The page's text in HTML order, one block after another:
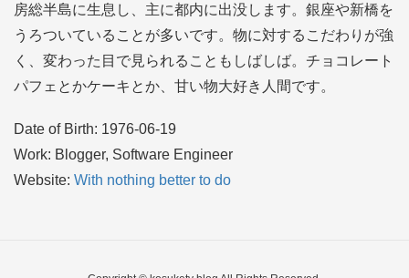
房総半島に生息し、主に都内に出没します。銀座や新橋を
うろついていることが多いです。物に対するこだわりが強
く、変わった目で見られることもしばしば。チョコレート
パフェとかケーキとか、甘い物大好き人間です。
Date of Birth: 1976-06-19
Work: Blogger, Software Engineer
Website: With nothing better to do